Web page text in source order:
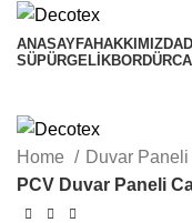
ANASAYFAHAKKIMIZDA
SÜPÜRGELIKBORDÜR
Home Duvar Paneli
PCV Duvar Paneli